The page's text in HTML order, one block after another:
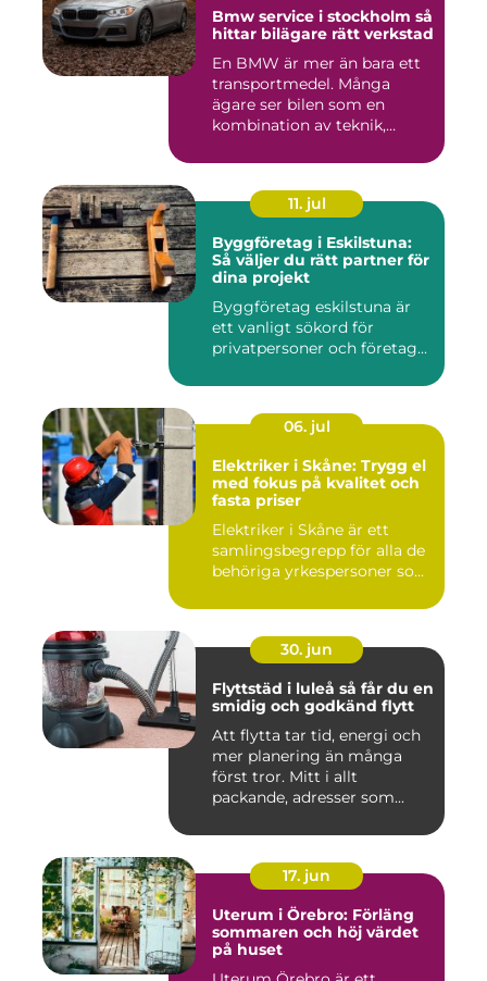
Bmw service i stockholm så
hittar bilägare rätt verkstad
En BMW är mer än bara ett
transportmedel. Många
ägare ser bilen som en
kombination av teknik,
11. jul
Byggföretag i Eskilstuna:
Så väljer du rätt partner för
dina projekt
Byggföretag eskilstuna är
ett vanligt sökord för
privatpersoner och företag...
06. jul
Elektriker i Skåne: Trygg el
med fokus på kvalitet och
fasta priser
Elektriker i Skåne är ett
samlingsbegrepp för alla de
behöriga yrkespersoner so...
30. jun
Flyttstäd i luleå så får du en
smidig och godkänd flytt
Att flytta tar tid, energi och
mer planering än många
först tror. Mitt i allt
packande, adresser som...
17. jun
Uterum i Örebro: Förläng
sommaren och höj värdet
på huset